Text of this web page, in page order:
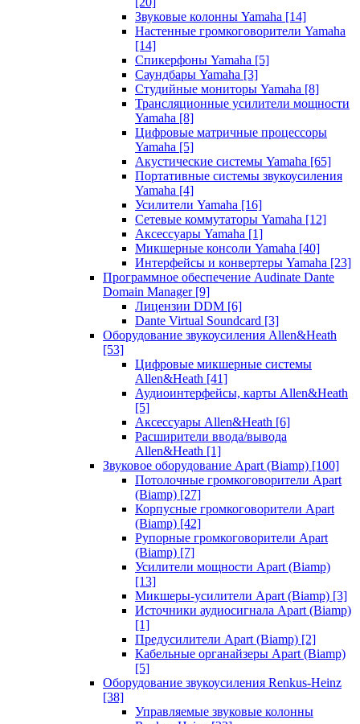
Звуковые колонны Yamaha [14]
Настенные громкоговорители Yamaha
[14]
Спикерфоны Yamaha [5]
Саундбары Yamaha [3]
Студийные мониторы Yamaha [8]
Трансляционные усилители мощности
Yamaha [8]
Цифровые матричные процессоры
Yamaha [5]
Акустические системы Yamaha [65]
Портативные системы звукоусиления
Yamaha [4]
Усилители Yamaha [16]
Сетевые коммутаторы Yamaha [12]
Аксессуары Yamaha [1]
Микшерные консоли Yamaha [40]
Интерфейсы и конвертеры Yamaha [23]
Программное обеспечение Audinate Dante
Domain Manager [9]
Лицензии DDM [6]
Dante Virtual Soundcard [3]
Оборудование звукоусиления Allen&Heath
[53]
Цифровые микшерные системы
Allen&Heath [41]
Аудиоинтерфейсы, карты Allen&Heath
[5]
Аксессуары Allen&Heath [6]
Расширители ввода/вывода
Allen&Heath [1]
Звуковое оборудование Apart (Biamp) [100]
Потолочные громкоговорители Apart
(Biamp) [27]
Корпусные громкоговорители Apart
(Biamp) [42]
Рупорные громкоговорители Apart
(Biamp) [7]
Усилители мощности Apart (Biamp)
[13]
Микшеры-усилители Apart (Biamp) [3]
Источники аудиосигнала Apart (Biamp)
[1]
Предусилители Apart (Biamp) [2]
Кабельные органайзеры Apart (Biamp)
[5]
Оборудование звукоусиления Renkus-Heinz
[38]
Управляемые звуковые колонны